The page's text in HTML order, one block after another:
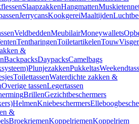
SlaapzakkenHangmatten
JerrycansKookgereiMaaltijden
VeldbeddenMeubilairMoneywallets
TentharingenToiletartikelenTouw
&
BackpacksDaypacksCamelbags
PlunjezakkenPukkeltas
ToilettassenWaterdichte zakken &
Overige tassenLegertassen
BrillenGezichtbeschermers
HelmenKniebeschermers
&
BroekriemenKoppelriemenKoppelriem